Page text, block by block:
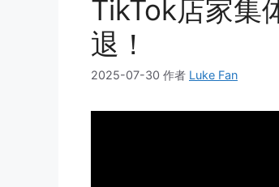
TikTok店家集
退！
2025-07-30 作者 Luke Fan